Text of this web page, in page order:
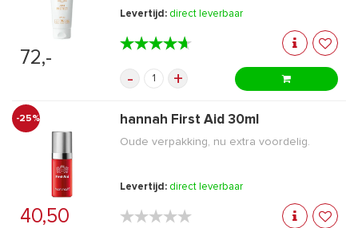
72,-
Levertijd: direct leverbaar
★★★★★
★★★★★
- +
-25%
40,50
hannah First Aid 30ml
Oude verpakking, nu extra voordelig.
Levertijd: direct leverbaar
★★★★★
★★★★★